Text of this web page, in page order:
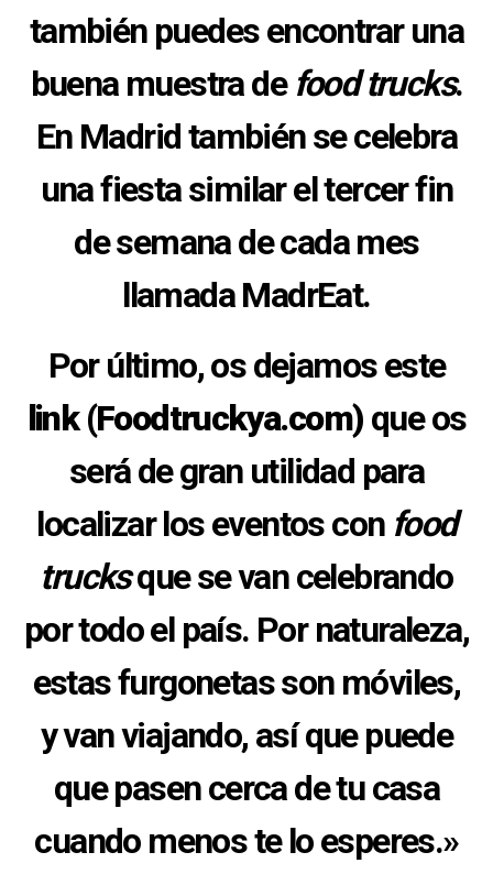
también puedes encontrar una
buena muestra de food trucks.
En Madrid también se celebra
una fiesta similar el tercer fin
de semana de cada mes
llamadaMadrEat.
Por último, os dejamos este
link (Foodtruckya.com) que os
será de gran utilidad para
localizar los eventos con food
trucksque se van celebrando
por todo el país. Por naturaleza,
estas furgonetas son móviles,
y van viajando, así que puede
que pasen cerca de tu casa
cuando menos te lo esperes.»